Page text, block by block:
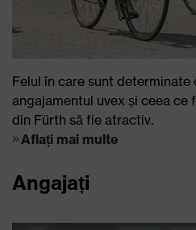
Felul în care sunt
angajamentul uvex și ceea ce
din Fürth să fie atractiv.
Aflați mai multe
Angajați